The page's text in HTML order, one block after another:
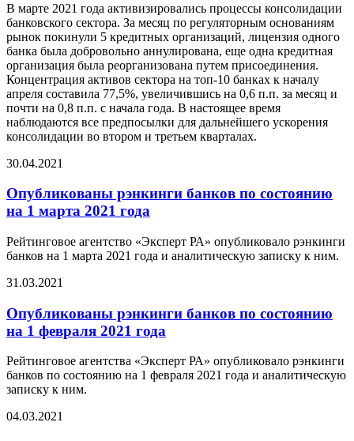
В марте 2021 года активизировались процессы консолидации
банковского сектора. За месяц по регуляторным основаниям
рынок покинули 5 кредитных организаций, лицензия одного
банка была добровольно аннулирована, еще одна кредитная
организация была реорганизована путем присоединения.
Концентрация активов сектора на топ-10 банках к началу
апреля составила 77,5%, увеличившись на 0,6 п.п. за месяц и
почти на 0,8 п.п. с начала года. В настоящее время
наблюдаются все предпосылки для дальнейшего ускорения
консолидации во втором и третьем кварталах.
30.04.2021
Опубликованы рэнкинги банков по состоянию
на 1 марта 2021 года
Рейтинговое агентство «Эксперт РА» опубликовало рэнкинги
банков на 1 марта 2021 года и аналитическую записку к ним.
31.03.2021
Опубликованы рэнкинги банков по состоянию
на 1 февраля 2021 года
Рейтинговое агентства «Эксперт РА» опубликовало рэнкинги
банков по состоянию на 1 февраля 2021 года и аналитическую
записку к ним.
04.03.2021